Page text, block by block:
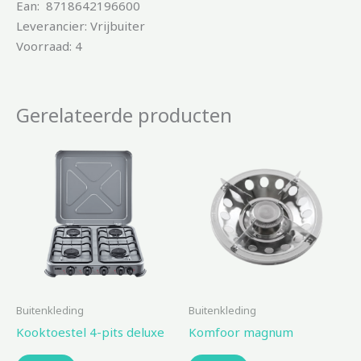
Ean: 8718642196600
Leverancier: Vrijbuiter
Voorraad: 4
Gerelateerde producten
Buitenkleding
Kooktoestel 4-pits deluxe
Buitenkleding
Komfoor magnum